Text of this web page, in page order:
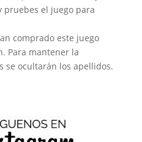
pruebes el juego para
comprado este juego
Para mantener la
se ocultarán los apellidos.